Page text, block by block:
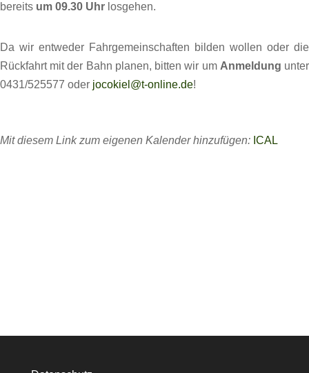
bereits um 09.30 Uhr losgehen.
Da wir entweder Fahrgemeinschaften bilden wollen oder die
Rückfahrt mit der Bahn planen, bitten wir um Anmeldung unter
0431/525577 oder jocokiel@t-online.de!
Mit diesem Link zum eigenen Kalender hinzufügen: ICAL